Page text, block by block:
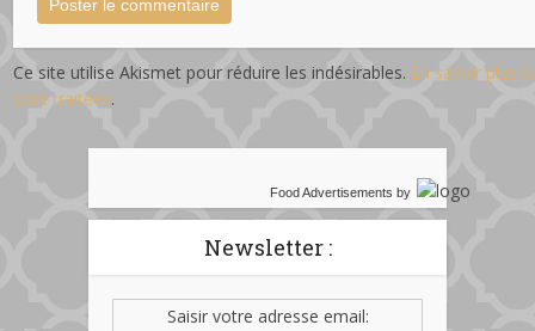
Ce site utilise Akismet pour réduire les indésirables. En savoir plus
sont traitées.
Food Advertisements by
Newsletter :
Saisir votre adresse email: